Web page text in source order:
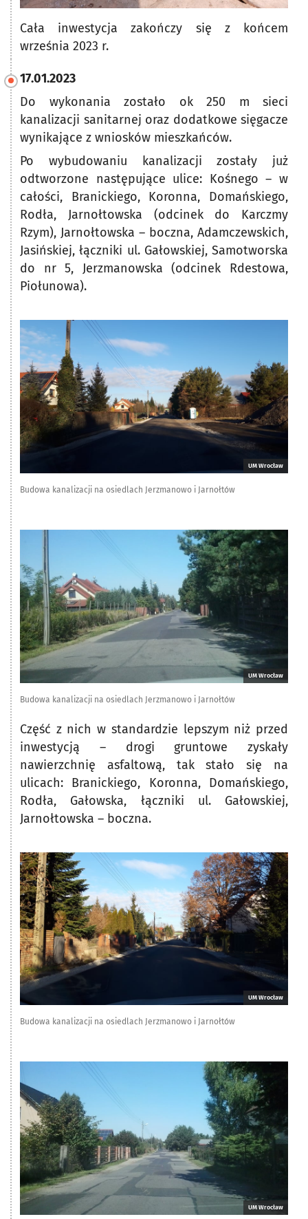
Cała inwestycja zakończy się z końcem
września 2023 r.
17.01.2023
Do wykonania zostało ok 250 m sieci
kanalizacji sanitarnej oraz dodatkowe sięgacze
wynikające z wniosków mieszkańców.
Po wybudowaniu kanalizacji zostały już
odtworzone następujące ulice: Kośnego – w
całości, Branickiego, Koronna, Domańskiego,
Rodła, Jarnołtowska (odcinek do Karczmy
Rzym), Jarnołtowska – boczna, Adamczewskich,
Jasińskiej, łączniki ul. Gałowskiej, Samotworska
do nr 5, Jerzmanowska (odcinek Rdestowa,
Piołunowa).
UM Wrocław
Budowa kanalizacji na osiedlach Jerzmanowo i Jarnołtów
UM Wrocław
Budowa kanalizacji na osiedlach Jerzmanowo i Jarnołtów
Część z nich w standardzie lepszym niż przed
inwestycją – drogi gruntowe zyskały
nawierzchnię asfaltową, tak stało się na
ulicach: Branickiego, Koronna, Domańskiego,
Rodła, Gałowska, łączniki ul. Gałowskiej,
Jarnołtowska – boczna.
UM Wrocław
Budowa kanalizacji na osiedlach Jerzmanowo i Jarnołtów
UM Wrocław